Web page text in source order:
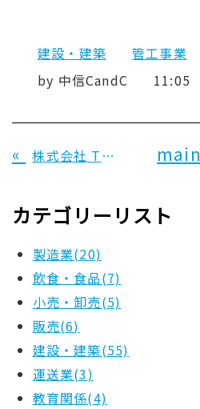
建設・建築
管工事業
by 中信CandC 11:05
« 株式会社 T&W 様 main
カテゴリーリスト
製造業(20)
飲食・食品(7)
小売・卸売(5)
販売(6)
建設・建築(55)
運送業(3)
教育関係(4)